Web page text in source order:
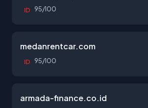
ID 95/100
medanrentcar.com
ID 95/100
armada-finance.co.id